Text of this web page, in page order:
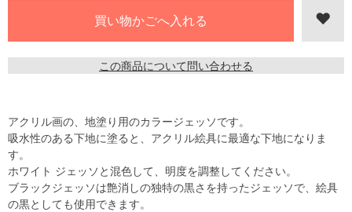
この商品について問い合わせる
アクリル画の、地塗り用のカラージェッソです。
吸水性のある下地に塗ると、アクリル絵具に最適な下地になりま
す。
ホワイト ジェッソと混色して、明度を調整してください。
ブラックジェッソは艶消しの独特の黒さを持ったジェッソで、絵具
の黒としても使用できます。